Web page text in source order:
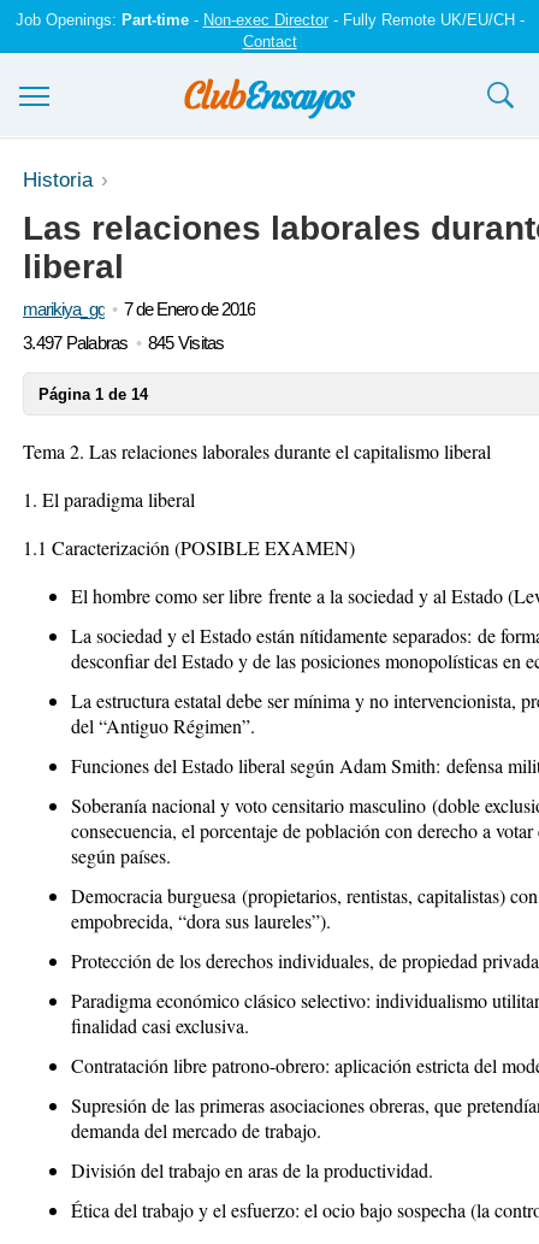
Job Openings: Part-time- Non-exec Director- Fully Remote UK/EU/CH -
Contact
Ensayos y trabajos
Registrarse
Iniciar sesión
Historia
Las relaciones laborales
liberal
marikiya_gg
7 de Enero de 2016
3.497 Palabras
845 Visitas
Página 1 de 14
Tema 2. Las relaciones laborales durante el capitalismo liberal
1. El paradigma liberal
1.1 Caracterización (POSIBLE EXAMEN)
El hombre como ser libre frente a la sociedad y al Estado
La sociedad y el Estado están nítidamente separados: de
desconfiar del Estado y de las posiciones monopolísticas en
La estructura estatal debe ser mínima y no intervencionista,
del “Antiguo Régimen”.
Funciones del Estado liberal según Adam Smith: defensa
Soberanía nacional y voto censitario masculino (doble
consecuencia, el porcentaje de población con derecho a
según países.
Democracia burguesa (propietarios, rentistas, capitalistas)
empobrecida, “dora sus laureles”).
Protección de los derechos individuales, de propiedad
Paradigma económico clásico selectivo: individualismo
finalidad casi exclusiva.
Contratación libre patrono-obrero: aplicación estricta del
Supresión de las primeras asociaciones obreras, que
demanda del mercado de trabajo.
División del trabajo en aras de la productividad.
Ética del trabajo y el esfuerzo: el ocio bajo sospecha (la